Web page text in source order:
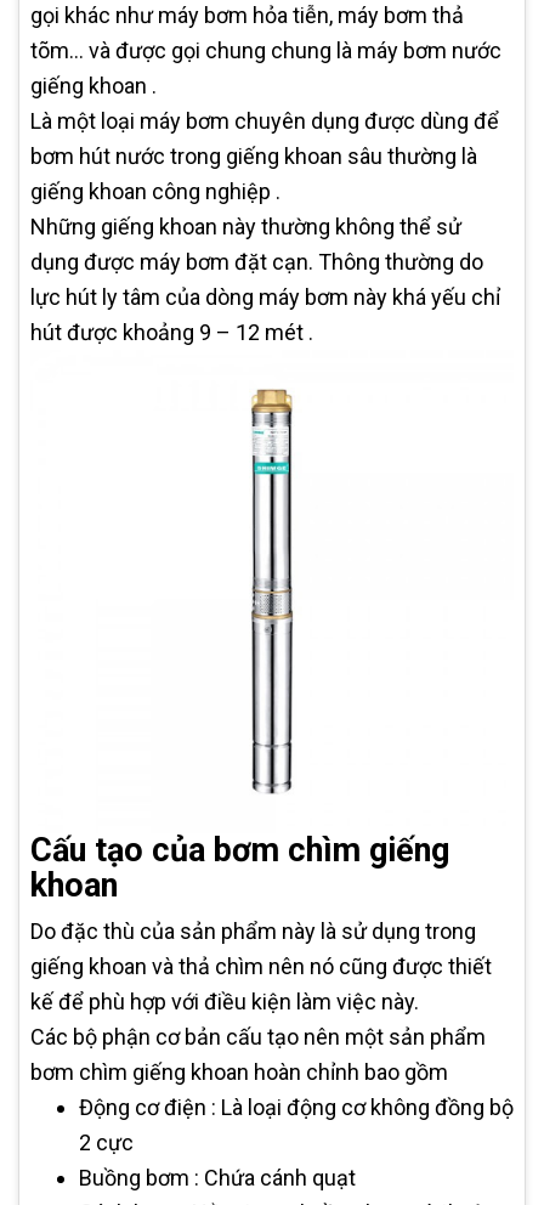
gọi khác như máy bơm hỏa tiễn, máy bơm thả
tõm… và được gọi chung chung là máy bơm nước
giếng khoan .
Là một loại máy bơm chuyên dụng được dùng để
bơm hút nước trong giếng khoan sâu thường là
giếng khoan công nghiệp .
Những giếng khoan này thường không thể sử
dụng được máy bơm đặt cạn. Thông thường do
lực hút ly tâm của dòng máy bơm này khá yếu chỉ
hút được khoảng 9 – 12 mét .
Cấu tạo của bơm chìm giếng
khoan
Do đặc thù của sản phẩm này là sử dụng trong
giếng khoan và thả chìm nên nó cũng được thiết
kế để phù hợp với điều kiện làm việc này.
Các bộ phận cơ bản cấu tạo nên một sản phẩm
bơm chìm giếng khoan hoàn chỉnh bao gồm
Động cơ điện : Là loại động cơ không đồng bộ
2 cực
Buồng bơm : Chứa cánh quạt